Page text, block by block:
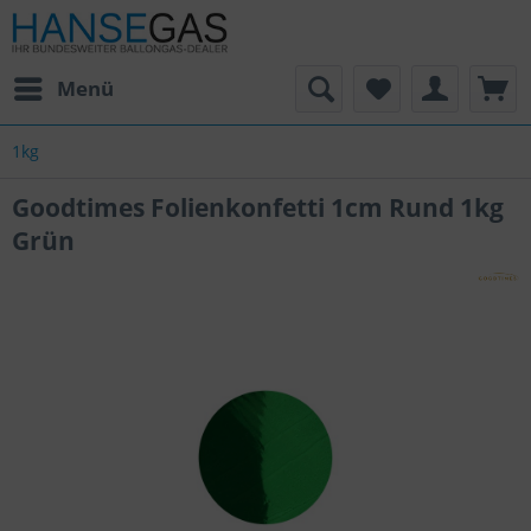
Menü
1kg
Goodtimes Folienkonfetti 1cm Rund 1kg
Grün